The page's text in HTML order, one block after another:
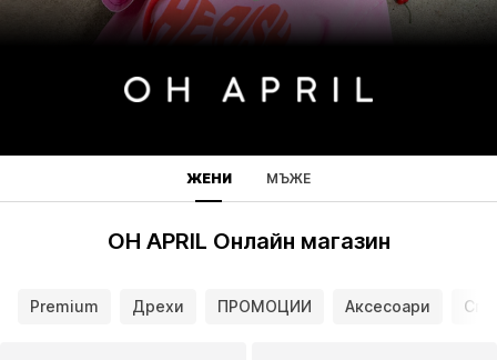
ЖЕНИ МЪЖЕ
OH APRIL Онлайн магазин
Premium Дрехи ПРОМОЦИИ Аксесоари